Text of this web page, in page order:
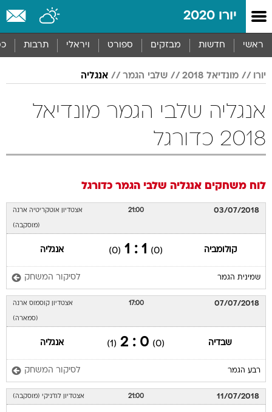
יורו 2020
ראשי חדשות מבזקים ספורט ויראלי תרבות
יורו מונדיאל 2018 שלבי הגמר אנגליה
אנגליה שלבי הגמר מונדיאל
2018 כדורגל
לוח משחקים אנגליה שלבי הגמר כדורגל
03/07/2018
21:00 אצטדיון אוטקריטיה ארנה
(מוסקבה)
קולומביה (0)
1 : 1
(0) אנגליה
שמינית הגמר לסיקור המשחק
07/07/2018
17:00 אצטדיון קוסמוס ארנה
(סמארה)
שבדיה (0)
0 : 2
(1) אנגליה
רבע הגמר לסיקור המשחק
11/07/2018
21:00 אצטדיון לוז'ניקי (מוסקבה)